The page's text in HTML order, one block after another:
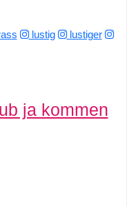
lustig
lustiger
ja kommen